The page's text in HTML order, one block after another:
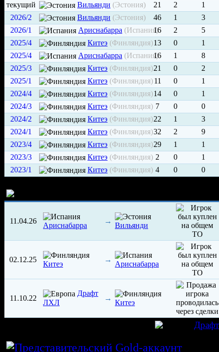
текущий Вильянди (Эстония) 21 2
1
2026/2
Вильянди (Эстония) 46 1
3
2026/1
Ариснабарра (Испания)16 2
5
2025/4
Китеэ (Финляндия)13 0
1
2025/4
Ариснабарра (Испания)16 1
8
2025/3
Китеэ (Финляндия)21 0
2
2025/1
Китеэ (Финляндия)11 0
1
2024/4
Китеэ (Финляндия)14 0
1
2024/3
Китеэ (Финляндия) 7 0
0
2024/2
Китеэ (Финляндия)22 1
3
2024/1
Китеэ (Финляндия)32 2
9
2023/4
Китеэ (Финляндия)29 1
1
2023/3
Китеэ (Финляндия) 2 0
1
2023/1
Китеэ (Финляндия) 4 0 0
11.04.26
Ариснабарра
→
Вильянди
02.12.25
Китеэ
→
Ариснабарра
11.10.22
Драфт
ЛХЛ
→
Китеэ